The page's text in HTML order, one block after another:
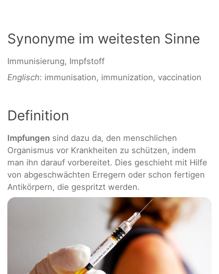
Synonyme im weitesten Sinne
Immunisierung, Impfstoff
Englisch: immunisation, immunization, vaccination
Definition
Impfungen sind dazu da, den menschlichen
Organismus vor Krankheiten zu schützen, indem
man ihn darauf vorbereitet. Dies geschieht mit Hilfe
von abgeschwächten Erregern oder schon fertigen
Antikörpern, die gespritzt werden.